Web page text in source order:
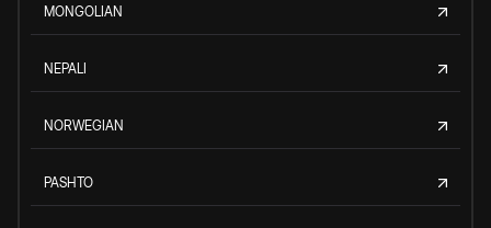
MONGOLIAN
NEPALI
NORWEGIAN
PASHTO